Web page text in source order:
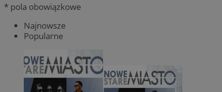
* pola obowiązkowe
Najnowsze
Popularne